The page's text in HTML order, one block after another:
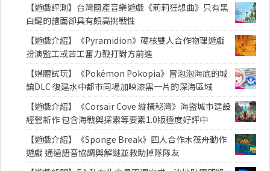
【遊戲評測】台灣國產音樂遊戲《莉莉狂想曲》只有黑
白鍵的譜面卻具有頗高挑戰性
【遊戲介紹】《Pyramidion》硬核雙人合作物理遊戲
扮演監工或苦工奮力鞭打對方前進
【媒體試玩】《Pokémon Pokopia》冒泡泡海底的城
鎮DLC 復建水中都市同場加映漆黑一片的深海區域
【遊戲介紹】《Corsair Cove 縱橫秘灣》海盜城市建設
經營新作 包含海戰與探索等要素1.0版極度好評中
【遊戲介紹】《Sponge Break》四人合作木筏舟動作
遊戲 通過語音協調與解謎並救助掉隊隊友